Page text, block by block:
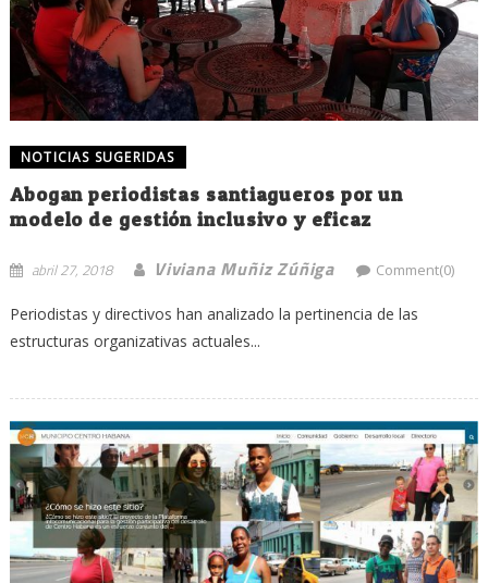
NOTICIAS SUGERIDAS
Abogan periodistas santiagueros por un
modelo de gestión inclusivo y eficaz
abril 27, 2018 Viviana Muñiz Zúñiga Comment(0)
Periodistas y directivos han analizado la pertinencia de las
estructuras organizativas actuales...